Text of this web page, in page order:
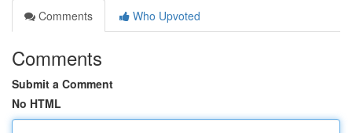
Comments
Who Upvoted
Comments
Submit a Comment
No HTML